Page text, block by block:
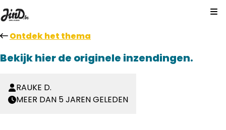
Ontdek het thema
Bekijk hier de originele inzendingen.
RAUKE D.
MEER DAN 5 JAREN GELEDEN